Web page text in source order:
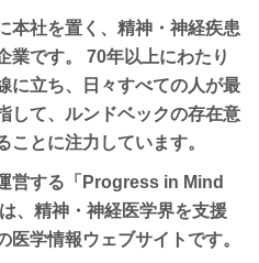
本社を置く、精神・神経疾患
業です。 70年以上にわたり
に立ち、日々すべての人が最
して、ルンドベックの存在意
とに注力しています。
営する「Progress in Mind
は、精神・神経医学界を支援
学情報ウェブサイトです。